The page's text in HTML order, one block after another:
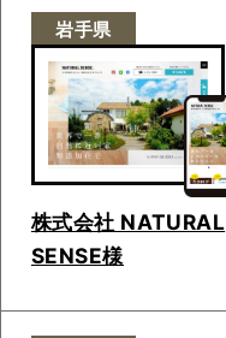
岩手県
株式会社 NATURAL
SENSE様